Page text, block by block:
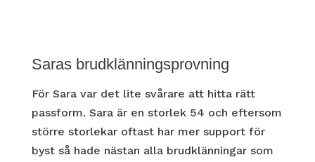
Saras brudklänningsprovning
För Sara var det lite svårare att hitta rätt
passform. Sara är en storlek 54 och eftersom
större storlekar oftast har mer support för
byst så hade nästan alla brudklänningar som